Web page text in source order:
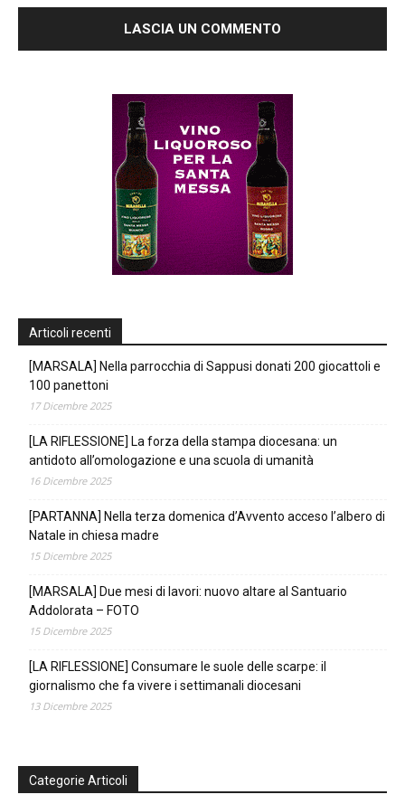
Articoli recenti
[MARSALA] Nella parrocchia di Sappusi donati 200 giocattoli e
100 panettoni
17 Dicembre 2025
[LA RIFLESSIONE] La forza della stampa diocesana: un
antidoto all’omologazione e una scuola di umanità
16 Dicembre 2025
[PARTANNA] Nella terza domenica d’Avvento acceso l’albero di
Natale in chiesa madre
15 Dicembre 2025
[MARSALA] Due mesi di lavori: nuovo altare al Santuario
Addolorata – FOTO
15 Dicembre 2025
[LA RIFLESSIONE] Consumare le suole delle scarpe: il
giornalismo che fa vivere i settimanali diocesani
13 Dicembre 2025
Categorie Articoli